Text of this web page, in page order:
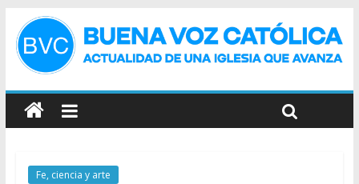
Fe, ciencia y arte